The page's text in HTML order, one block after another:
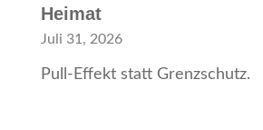
Heimat
Juli 31, 2026
Pull-Effekt statt Grenzschutz.